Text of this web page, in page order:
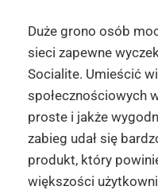
Duże grono osób
sieci zapewne
Socialite. Umieścić
społecznościowych
proste i jakże
zabieg udał się
produkt, który
większości